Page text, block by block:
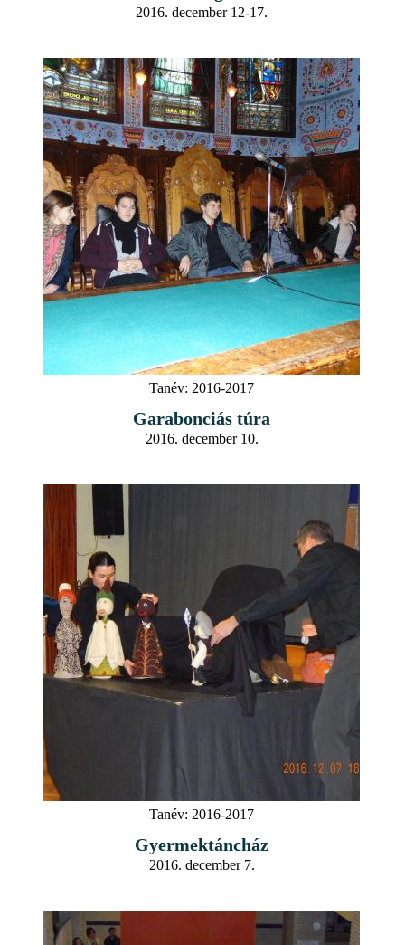
2016. december 12-17.
Tanév: 2016-2017
Garabonciás túra
2016. december 10.
Tanév: 2016-2017
Gyermektáncház
2016. december 7.